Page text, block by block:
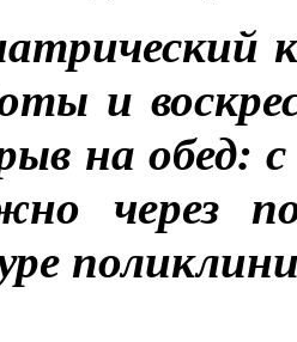
и
на обед:
через